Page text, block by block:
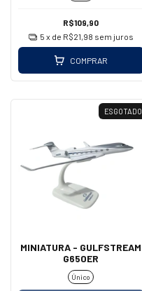
R$109,90
5 x de R$21,98 sem juros
COMPRAR
ESGOTADO
MINIATURA - GULFSTREAM
G650ER
Único